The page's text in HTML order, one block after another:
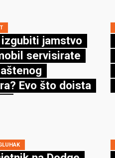
jamstvo
servisirate
Evo što doista